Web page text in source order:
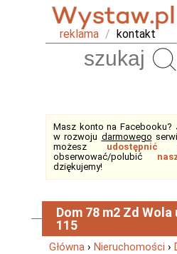
reklama / kontakt
Masz konto na
w rozwoju darmowego
możesz udostępnić
obserwować/polubić
dziękujemy!
Dom 78 m2 Zd Wola
115
Główna › Nieruchomości ›